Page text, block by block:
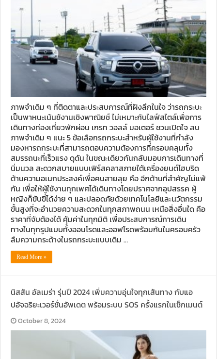
ภาพจำเดิม ๆ ที่ติดตาและประสบการณ์ที่ฝังลึกในใจ ว่ารถกระบะ
เป็นพาหนะเน้นช้งานเชิงพาณิยช์ ไม่เหมาะกับไลฟ์สไตล์เพื่อการ
เดินทางท่องเที่ยวพักผ่อน เกรท วอลล์ มอเตอร์ ชวนเปิดใจ ลบ
ภาพจำเดิม ๆ แนะ 5 ข้อเลือกรถกระบะสำหรับผู้ใช้งานที่กำลัง
มองหารถกระบะที่สามารถตอบความต้องการที่ครอบคลุมทั้ง
สมรรถนะที่เร็วแรง ดุดัน ในขณะเดียวกันกลับมอบการเดินทางที่
นิ่มนวล สะดวกสบายแบบเฟิร์สคลาสภายใต้เครื่องยนต์ไฮบริด
ด้านความอเนกประสงค์เพื่อคนสายลุย คือ อีกด้านที่สำคัญไม่แพ้
กัน เพื่อให้ผู้ใช้งานทุกเพศได้เดินทางโดยปราศจากอุปสรรค ผู้
หญิงก็ขับขี่ได้ง่าย ๆ และปลอดภัยด้วยเทคโนโลยีและนวัตกรรม
ขั้นสูงที่จะอำนวยความสะดวกในทุกสภาพถนน เหนือสิ่งอื่นใด คือ
ราคาที่จับต้องได้ คุ้มค่าในทุกมิติ เพื่อประสบการณ์การเดิน
ทางในทุกรูปแบบทั้งออนโรดและออฟโรดพร้อมกันในครอบครัว
ลืมความกระด้างในรถกระบะแบบเดิม …
Read More »
นิสสัน อัลเมร่า รุ่นปี 2024 เพิ่มความอุ่นใจทุกเส้นทาง กับแอ
ปอัจฉริยะเวอร์ชั่นอัพเดต พร้อมระบบ SOS ครั้งแรกในเซ็กเมนต์
October 8, 2024